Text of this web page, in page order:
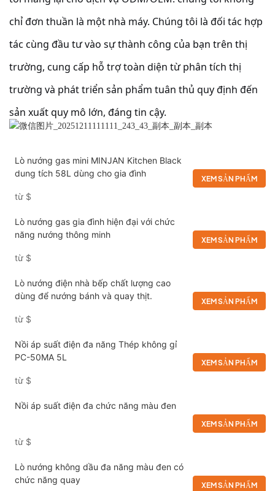
chỉ đơn thuần là một nhà máy. Chúng tôi là đối tác hợp
tác cùng đầu tư vào sự thành công của bạn trên thị
trường, cung cấp hỗ trợ toàn diện từ phân tích thị
trường và phát triển sản phẩm tuân thủ quy định đến
sản xuất quy mô lớn, đáng tin cậy.
Lò nướng gas mini MINJAN Kitchen Black
dung tích 58L dùng cho gia đình
từ $
XEM SẢN PHẨM
Lò nướng gas gia đình hiện đại với chức
năng nướng thông minh
từ $
XEM SẢN PHẨM
Lò nướng điện nhà bếp chất lượng cao
dùng để nướng bánh và quay thịt.
từ $
XEM SẢN PHẨM
Nồi áp suất điện đa năng Thép không gỉ
PC-50MA 5L
từ $
XEM SẢN PHẨM
Nồi áp suất điện đa chức năng màu đen
từ $
XEM SẢN PHẨM
Lò nướng không dầu đa năng màu đen có
chức năng quay
XEM SẢN PHẨM